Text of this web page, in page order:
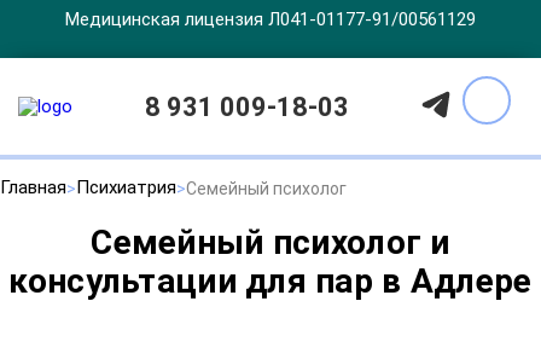
Медицинская лицензия Л041-01177-91/00561129
8 931 009-18-03
Главная Психиатрия Семейный психолог
Семейный психолог и
консультации для пар в Адлере